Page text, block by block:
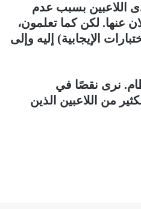
اللاعبين بسبب عدم
عنها. لكن كما تعلمون،
الإيجابية) إليه وإلى
نرى نقصًا في
من اللاعبين الذين